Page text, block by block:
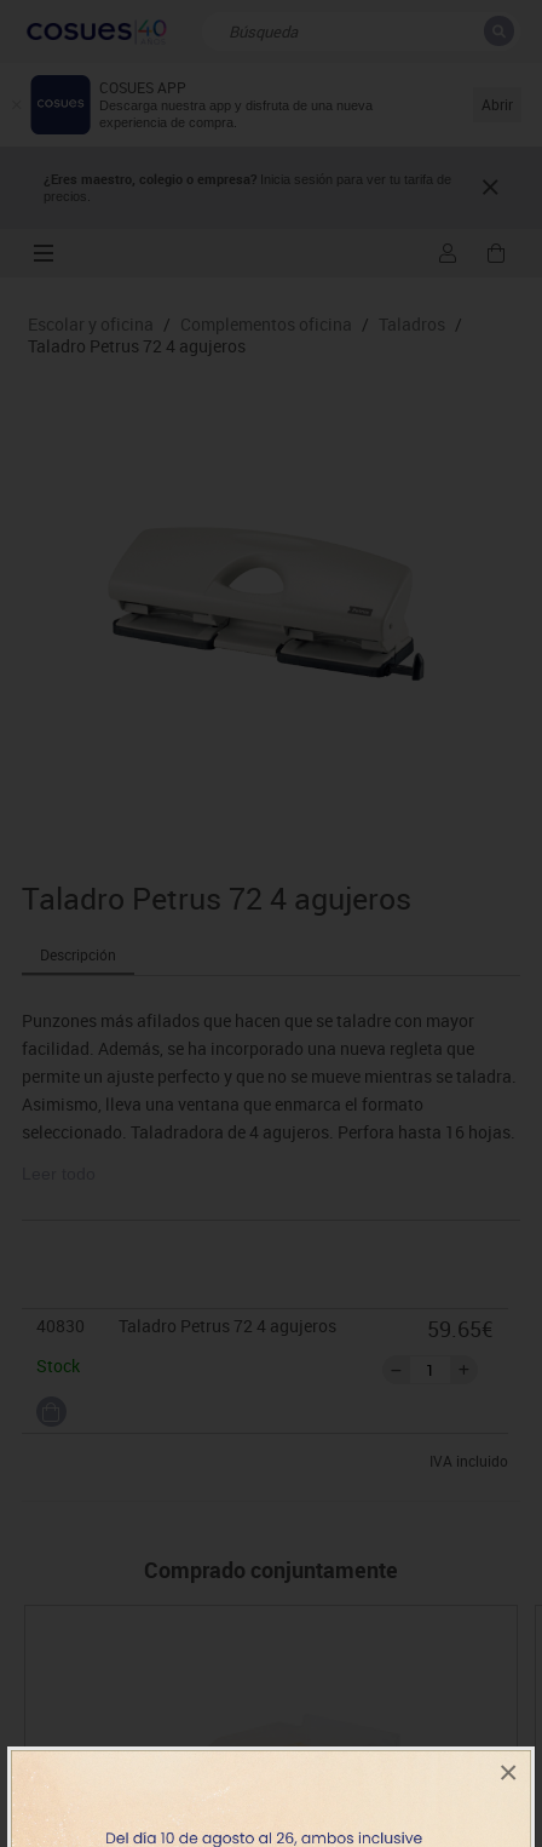
×
COSUES APP
Descarga nuestra app y disfruta de una nueva
experiencia de compra.
Abrir
¿Eres maestro, colegio o empresa? Inicia sesión para ver tu tarifa de
precios.
Resultados de la búsqueda
Escolar y oficina / Complementos oficina / Taladros /
Taladro Petrus 72 4 agujeros
Taladro Petrus 72 4 agujeros
Descripción
Punzones más afilados que hacen que se taladre con mayor
facilidad. Además, se ha incorporado una nueva regleta que
permite un ajuste perfecto y que no se mueve mientras se taladra.
Asimismo, lleva una ventana que enmarca el formato
seleccionado. Taladradora de 4 agujeros. Perfora hasta 16 hojas.
40830
Taladro Petrus 72 4 agujeros
Stock
59.65€
IVA incluido
Comprado conjuntamente